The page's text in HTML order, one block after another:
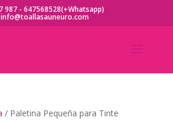
987 - 647568528(+Whatsapp)
info@toallasauneuro.com
/ Paletina Pequeña para Tinte